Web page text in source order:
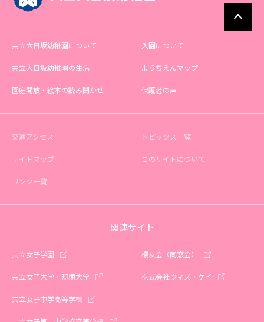
共立大日坂幼稚園について
共立大日坂幼稚園の生活
園庭開放・絵本の読み聞かせ
入園について
ようちえんマップ
保護者の声
交通アクセス トピックス一覧
サイトマップ このサイトについて
リンク一覧
関連サイト
共立女子学園
共立女子大学・短期大学
共立女子中学高等学校
櫻友会（同窓会）
株式会社ウィズ・ケイ